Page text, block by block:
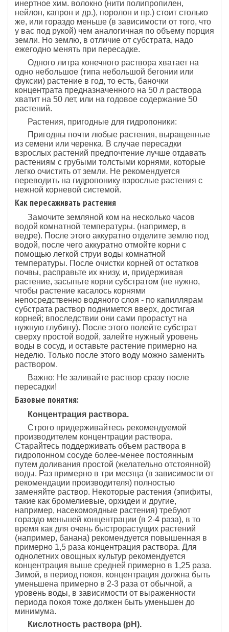
инертное хим. волокно (нити полипропилен,
нейлон, капрон и др.), поролон и пр.) стоит столько
же, или гораздо меньше (в зависимости от того, что
у вас под рукой) чем аналогичная по объему порция
земли. Но землю, в отличие от субстрата, надо
ежегодно менять при пересадке.
Одного литра конечного раствора хватает на
одно небольшое (типа небольшой бегонии или
фуксии) растение в год, то есть, баночки
концентрата предназначенного на 50 л раствора
хватит на 50 лет, или на годовое содержание 50
растений.
Растения, пригодные для гидропоники:
Пригодны почти любые растения, выращенные
из семени или черенка. В случае пересадки
взрослых растений предпочтение лучше отдавать
растениям с грубыми толстыми корнями, которые
легко очистить от земли. Не рекомендуется
переводить на гидропонику взрослые растения с
нежной корневой системой.
Как пересаживать растения
Замочите земляной ком на несколько часов
водой комнатной температуры. (например, в
ведре). После этого аккуратно отделите землю под
водой, после чего аккуратно отмойте корни с
помощью легкой струи воды комнатной
температуры. После очистки корней от остатков
почвы, расправьте их книзу, и, придерживая
растение, засыпьте корни субстратом (не нужно,
чтобы растение касалось корнями
непосредственно водяного слоя - по капиллярам
субстрата раствор поднимется вверх, достигая
корней; впоследствии они сами прорастут на
нужную глубину). После этого полейте субстрат
сверху простой водой, залейте нужный уровень
воды в сосуд, и оставьте растение примерно на
неделю. Только после этого воду можно заменить
раствором.
Важно: Не заливайте раствор сразу после
пересадки!
Базовые понятия:
Концентрация раствора.
Строго придерживайтесь рекомендуемой
производителем концентрации раствора.
Старайтесь поддерживать объем раствора в
гидропонном сосуде более-менее постоянным
путем доливания простой (желательно отстоянной)
воды. Раз примерно в три месяца (в зависимости от
рекомендации производителя) полностью
заменяйте раствор. Некоторые растения (эпифиты,
такие как бромелиевые, орхидеи и другие,
например, насекомоядные растения) требуют
гораздо меньшей концентрации (в 2-4 раза), в то
время как для очень быстрорастущих растений
(например, банана) рекомендуется повышенная в
примерно 1,5 раза концентрация раствора. Для
однолетних овощных культур рекомендуется
концентрация выше средней примерно в 1,25 раза.
Зимой, в период покоя, концентрация должна быть
уменьшена примерно в 2-3 раза от обычной, а
уровень воды, в зависимости от выраженности
периода покоя тоже должен быть уменьшен до
минимума.
Кислотность раствора (рН).